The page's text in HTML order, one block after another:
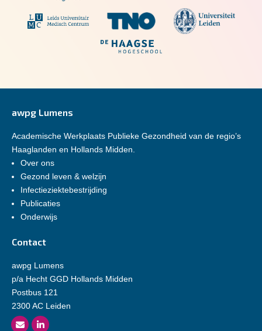
awpg Lumens
Academische Werkplaats Publieke Gezondheid van de regio’s
Haaglanden en Hollands Midden.
Over ons
Gezond leven & welzijn
Infectieziektebestrijding
Publicaties
Onderwijs
Contact
awpg Lumens
p/a Hecht GGD Hollands Midden
Postbus 121
2300 AC Leiden